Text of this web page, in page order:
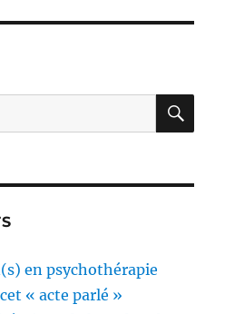
en psychothérapie
« acte parlé »